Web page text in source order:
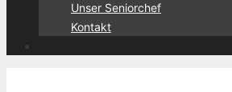
Unser Seniorchef
Kontakt